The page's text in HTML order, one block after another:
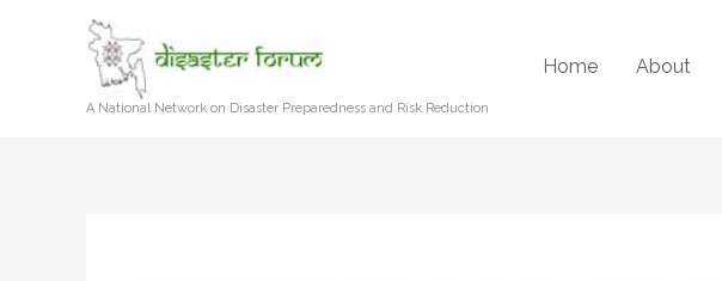
A National Network on Disaster Preparedness and Risk Reduction
Home About